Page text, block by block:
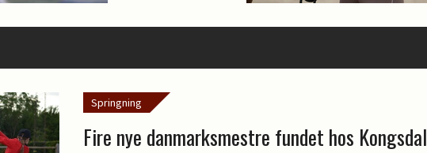
Springning
Fire nye danmarksmestre fundet hos Kongsdal